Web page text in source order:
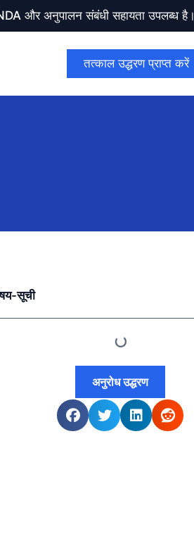
और अनुपालन संबंधी सहायता उपलब्ध है।
तत्काल उद्धरण प्राप्त करें
सूची
अनुरोध उद्धरण